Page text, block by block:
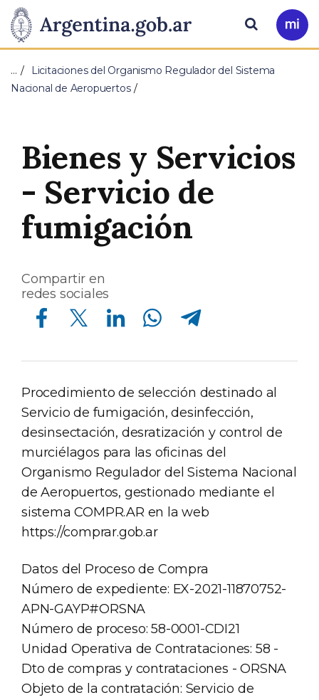
Presidencia
de
la
Pasar al contenido principal
Ir
a
Buscar
…
Licitaciones del Organismo Regulador del Sistema
Nacional de Aeropuertos
Bienes y Servicios
- Servicio de
fumigación
Compartir en
redes sociales
Compartir en Facebook Compartir en Twitter Compartir en Linkedin Compartir en Whatsapp Compartir en Telegram
Procedimiento de selección destinado al
Servicio de fumigación, desinfección,
desinsectación, desratización y control de
murciélagos para las oficinas del
Organismo Regulador del Sistema Nacional
de Aeropuertos, gestionado mediante el
sistema COMPR.AR en la web
https://comprar.gob.ar
Datos del Proceso de Compra
Número de expediente: EX-2021-11870752-
APN-GAYP#ORSNA
Número de proceso: 58-0001-CDI21
Unidad Operativa de Contrataciones: 58 -
Dto de compras y contrataciones - ORSNA
Objeto de la contratación: Servicio de